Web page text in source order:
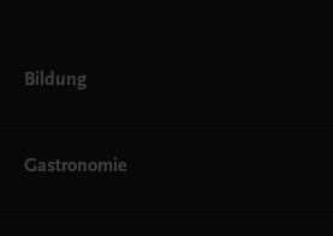
Bildung
Ernährung
Gastronomie